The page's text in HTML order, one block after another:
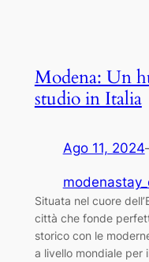
Modena: Un
studio in Italia
Ago 11, 2024
Situata nel cuore
città che fonde
storico con le
a livello mondiale per